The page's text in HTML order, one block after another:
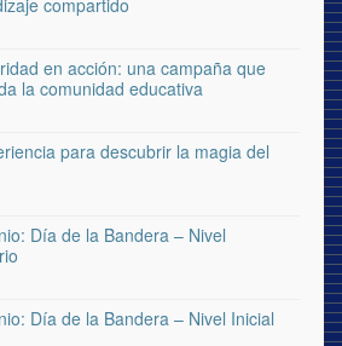
en acción: una campaña que
la comunidad educativa
para descubrir la magia del
Día de la Bandera – Nivel
Día de la Bandera – Nivel Inicial